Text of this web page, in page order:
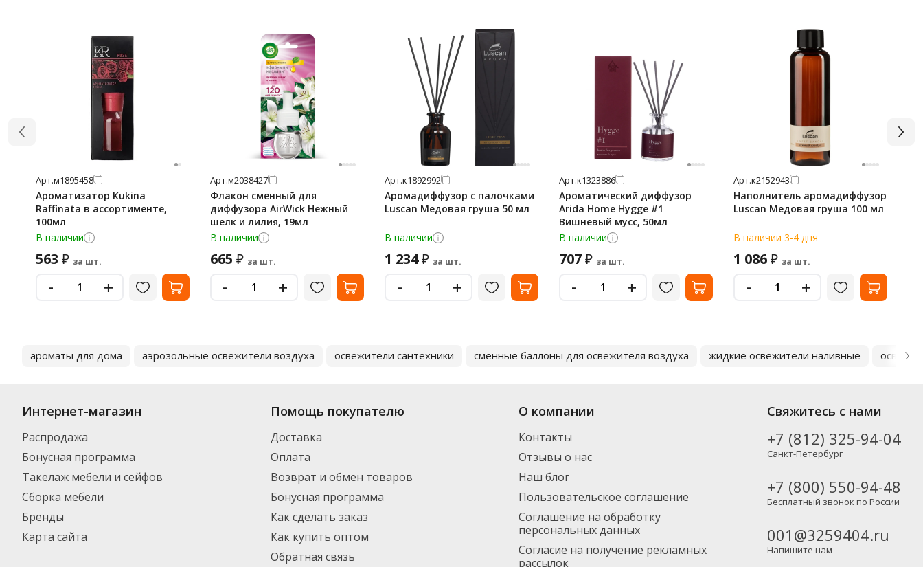
Арт.м1895458
Ароматизатор Kukina
Raffinata в ассортименте,
100мл
В наличии
563 ₽ за шт.
- +
Арт.м2038427
Флакон сменный для
диффузора AirWick Нежный
шелк и лилия, 19мл
В наличии
665 ₽ за шт.
- +
Арт.к1892992
Аромадиффузор с палочками
Luscan Медовая груша 50 мл
В наличии
1 234₽ за шт.
- +
Арт.к1323886
Ароматический диффузор
Arida Home Hygge #1
Вишневый мусс, 50мл
В наличии
707₽ за шт.
- +
Арт.к2152943
Наполнитель аромадиффузор
Luscan Медовая груша 100 мл
В наличии 3-4 дня
1 086₽ за шт.
- +
ароматы для дома аэрозольные освежители воздуха освежители сантехники сменные баллоны для освежителя воздуха жидкие освежители наливные
Интернет-магазин
Распродажа
Бонусная программа
Такелаж мебели и сейфов
Сборка мебели
Бренды
Карта сайта
Помощь покупателю
Доставка
Оплата
Возврат и обмен товаров
Бонусная программа
Как сделать заказ
Как купить оптом
Обратная связь
О компании
Контакты
Отзывы о нас
Наш блог
Пользовательское соглашение
Соглашение на обработку
персональных данных
Согласие на получение рекламных
рассылок
Свяжитесь с нами
+7 (812) 325-94-04
Санкт-Петербург
+7 (800) 550-94-48
Бесплатный звонок по России
001@3259404.ru
Напишите нам